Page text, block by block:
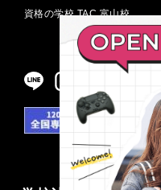
資格の学校 TAC 富山校